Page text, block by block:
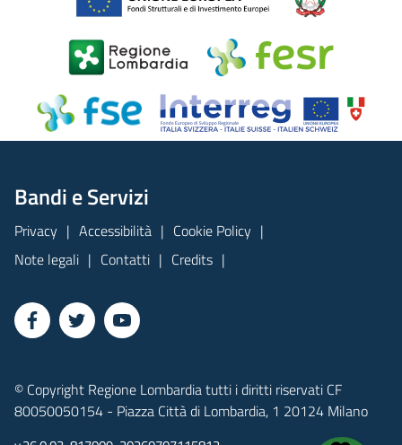
Bandi e Servizi
Privacy Accessibilità
Cookie Policy
Note legali
Contatti Credits
© Copyright Regione Lombardia tutti i diritti riservati CF
80050050154 - Piazza Città di Lombardia, 1 20124 Milano